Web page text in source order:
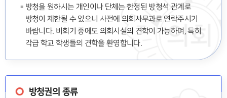
방청을 원하시는 개인이나 단체는 한정된 방청석 관계로
방청이 제한될 수 있으니 사전에 의회사무과로 연락주시기
바랍니다. 비회기 중에도 의회시설의 견학이 가능하며, 특히
각급 학교 학생들의 견학을 환영합니다.
방청권의 종류